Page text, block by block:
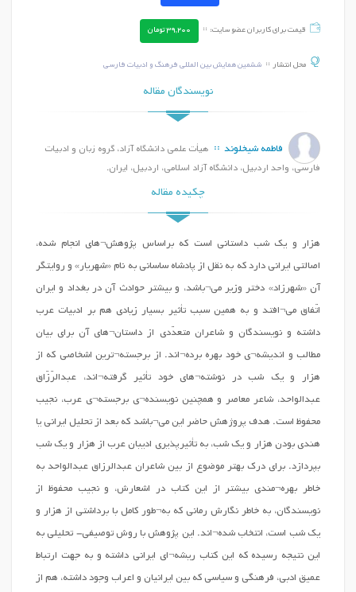
قیمت برای کاربران عضو سایت: 39,200تومان
محل انتشار ششمین همایش بین المللی فرهنگ و ادبیات فارسی
نویسندگان مقاله
فاطمه شیخلوند هیأت علمی دانشگاه آزاد، گروه زبان و ادبیات
فارسی، واحد اردبیل، دانشگاه آزاد اسلامی، اردبیل، ایران.
چکیده مقاله
هزار و یک شب داستانی است که براساس پژوهش¬های انجام شده،
اصالتی ایرانی دارد که به نقل از پادشاه ساسانی به نام «شهریار» و روایتگر
آن «شهرزاد» دختر وزیر می¬باشد، و بیشتر حوادث آن در بغداد و ایران
اتّفاق می¬افتد و به همین سبب تأثیر بسیار زیادی هم بر ادبیات عرب
داشته و نویسندگان و شاعران متعدّدی از داستان¬های آن برای بیان
مطالب و اندیشه¬ی خود بهره برده¬اند. از برجسته¬ترین اشخاصی که از
هزار و یک شب در نوشته¬های خود تأثیر گرفته¬اند، عبدالرّزّاق
عبدالواحد، شاعر معاصر و همچنین نویسنده¬ی برجسته¬ی عرب، نجیب
محفوظ است. هدف پروژهش حاضر این می¬باشد که بعد از تحلیل ایرانی یا
هندی بودن هزار و یک شب، به تأثیرپذیری ادیبان عرب از هزار و یک شب
بپردازد. برای درک بهتر موضوع از بین شاعران عبدالرزاق عبدالواحد به
خاطر بهره¬مندی بیشتر از این کتاب در اشعارش، و نجیب محفوظ از
نویسندگان، به خاطر نگارش رمانی که به¬طور کامل با برداشتی از هزار و
یک شب است، انتخاب شده¬اند. این پژوهش با روش توصیفی- تحلیلی به
این نتیجه رسیده که این کتاب ریشه¬ای ایرانی داشته و به جهت ارتباط
عمیق ادبی، فرهنگی و سیاسی که بین ایرانیان و اعراب وجود داشته، هم از